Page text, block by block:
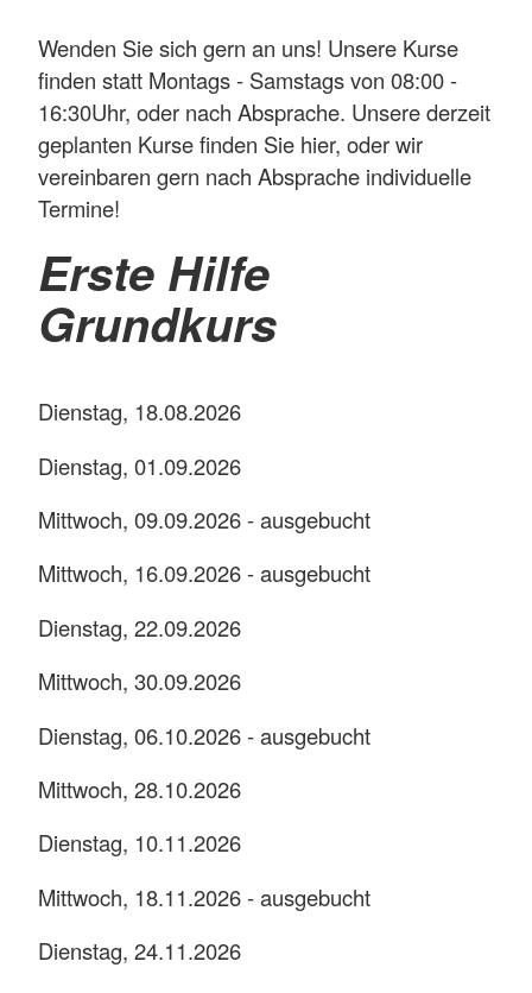
Wenden Sie sich gern an uns! Unsere Kurse
finden statt Montags - Samstags von 08:00 -
16:30Uhr, oder nach Absprache. Unsere derzeit
geplanten Kurse finden Sie hier, oder wir
vereinbaren gern nach Absprache individuelle
Termine!
Erste Hilfe
Grundkurs
Dienstag, 18.08.2026
Dienstag, 01.09.2026
Mittwoch, 09.09.2026 - ausgebucht
Mittwoch, 16.09.2026 - ausgebucht
Dienstag, 22.09.2026
Mittwoch, 30.09.2026
Dienstag, 06.10.2026 - ausgebucht
Mittwoch, 28.10.2026
Dienstag, 10.11.2026
Mittwoch, 18.11.2026 - ausgebucht
Dienstag, 24.11.2026